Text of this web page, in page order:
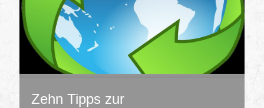
Zehn Tipps zur